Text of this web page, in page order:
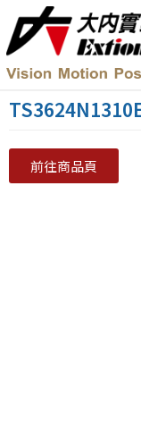
前往商品頁